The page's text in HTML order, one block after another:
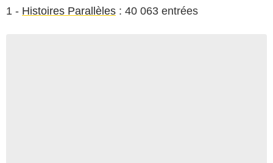
1 - Histoires Parallèles : 40 063 entrées